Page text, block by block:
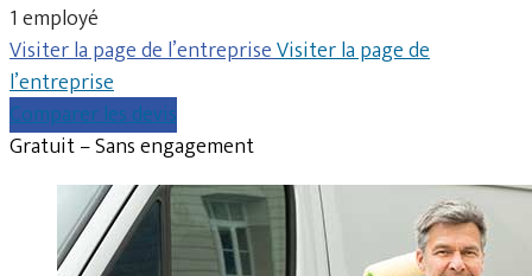
1 employé
Visiter la page de l’entrepriseVisiter la page de
l’entreprise
Comparer les devis
Gratuit – Sans engagement